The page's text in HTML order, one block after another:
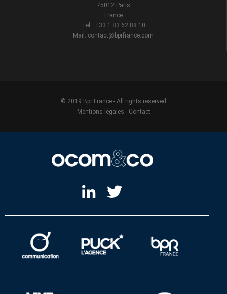
75012 Paris
France
Tel : +33 1 83 62 88 10
Mail: contact@bprfrance.com
© 2019 Bpr France - All rights reserved
Mentions légales - Contact